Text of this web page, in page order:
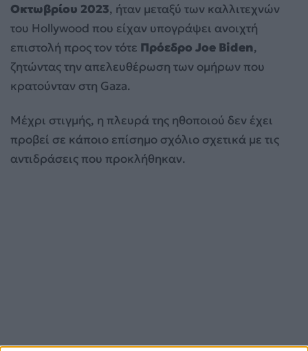
Οκτωβρίου 2023, ήταν μεταξύ των καλλιτεχνών
του Hollywood που είχαν υπογράψει ανοιχτή
επιστολή προς τον τότε Πρόεδρο Joe Biden,
ζητώντας την απελευθέρωση των ομήρων που
κρατούνταν στη Gaza.
Μέχρι στιγμής, η πλευρά της ηθοποιού δεν έχει
προβεί σε κάποιο επίσημο σχόλιο σχετικά με τις
αντιδράσεις που προκλήθηκαν.